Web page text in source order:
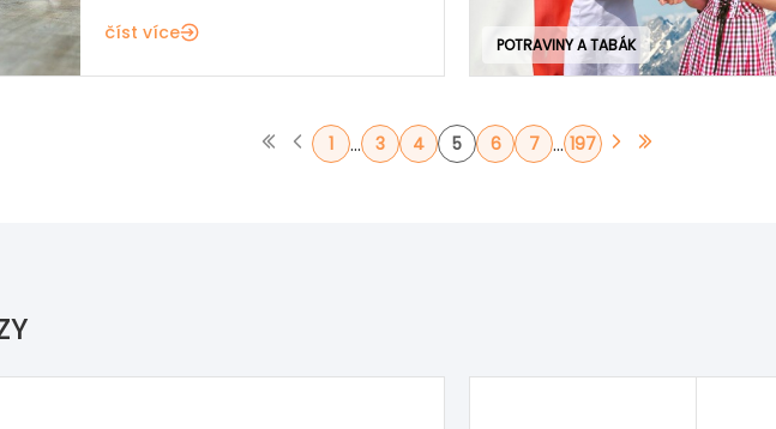
číst více
POTRAVINY A TABÁK
1 ... 3 4 5 6 7 ... 197